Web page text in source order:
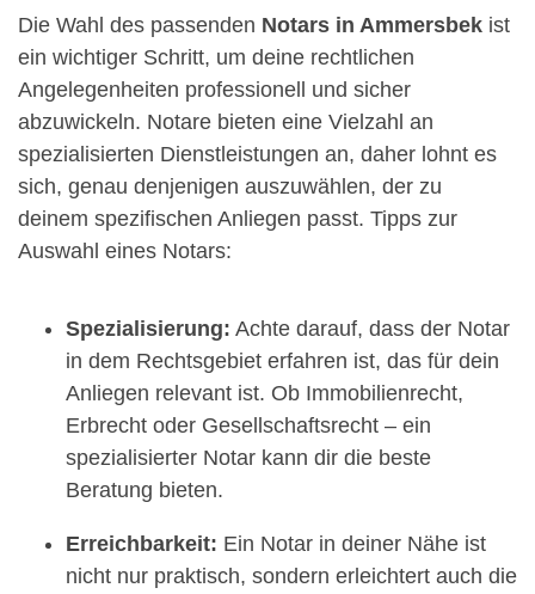
Die Wahl des passenden Notars in Ammersbek ist
ein wichtiger Schritt, um deine rechtlichen
Angelegenheiten professionell und sicher
abzuwickeln. Notare bieten eine Vielzahl an
spezialisierten Dienstleistungen an, daher lohnt es
sich, genau denjenigen auszuwählen, der zu
deinem spezifischen Anliegen passt. Tipps zur
Auswahl eines Notars:
Spezialisierung: Achte darauf, dass der Notar
in dem Rechtsgebiet erfahren ist, das für dein
Anliegen relevant ist. Ob Immobilienrecht,
Erbrecht oder Gesellschaftsrecht – ein
spezialisierter Notar kann dir die beste
Beratung bieten.
Erreichbarkeit: Ein Notar in deiner Nähe ist
nicht nur praktisch, sondern erleichtert auch die